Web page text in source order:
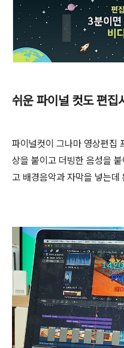
쉬운 파이널 컷도 편집
파이널컷이 그나마 영상편집
상을 붙이고 더빙한 음성을
고 배경음악과 자막을 넣는데